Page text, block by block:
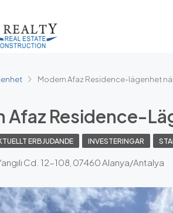
Modern Afaz Residence-lägenhet
Afaz Residence-
ERBJUDANDE INVESTERINGAR
Cd. 12-108, 07460 Alanya/Antalya